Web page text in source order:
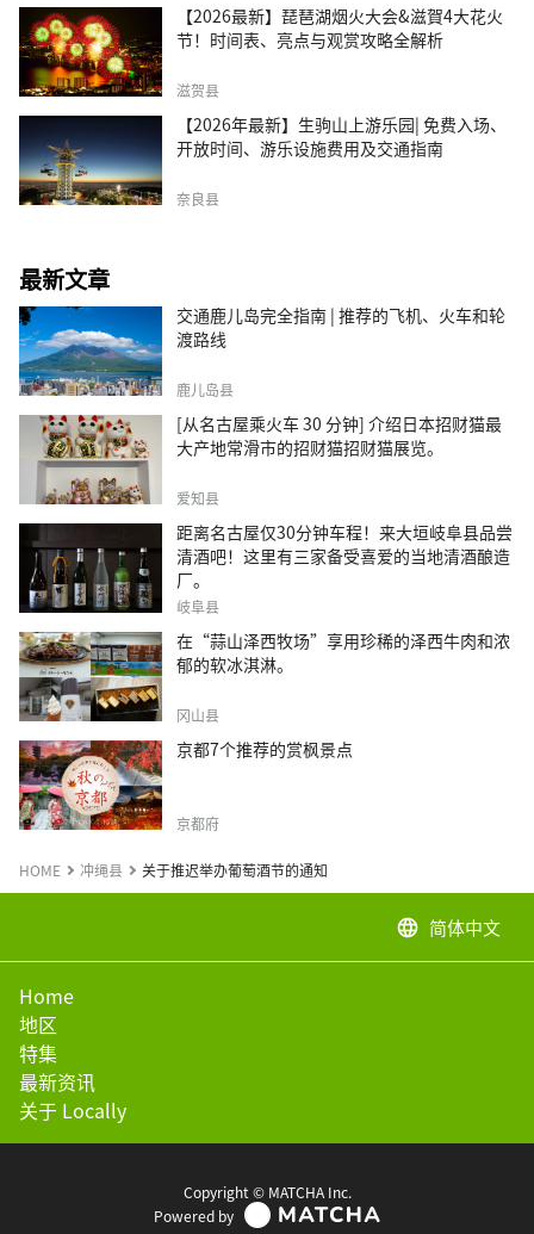
【2026最新】琵琶湖烟火大会&滋賀4大花火
节！时间表、亮点与观赏攻略全解析
滋贺县
【2026年最新】生驹山上游乐园| 免费入场、
开放时间、游乐设施费用及交通指南
奈良县
最新文章
交通鹿儿岛完全指南 | 推荐的飞机、火车和轮
渡路线
鹿儿岛县
[从名古屋乘火车 30 分钟] 介绍日本招财猫最
大产地常滑市的招财猫招财猫展览。
爱知县
距离名古屋仅30分钟车程！来大垣岐阜县品尝
清酒吧！这里有三家备受喜爱的当地清酒酿造
厂。
岐阜县
在“蒜山泽西牧场”享用珍稀的泽西牛肉和浓
郁的软冰淇淋。
冈山县
京都7个推荐的赏枫景点
京都府
HOME 冲绳县 关于推迟举办葡萄酒节的通知
language 简体中文
Home
地区
特集
最新资讯
关于 Locally
Copyright © MATCHA Inc.
Powered by